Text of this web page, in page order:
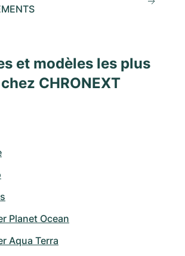
et modèles les plus
CHRONEXT
Planet Ocean
Aqua Terra